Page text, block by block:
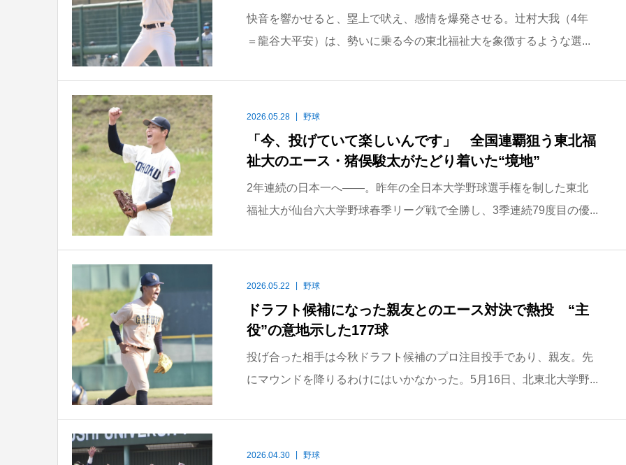
快音を響かせると、塁上で吠え、感情を爆発させる。辻村大我（4年
＝龍谷大平安）は、勢いに乗る今の東北福祉大を象徴するような選...
2026.05.28 野球
「今、投げていて楽しいんです」 全国連覇狙う東北福
祉大のエース・猪俣駿太がたどり着いた“境地”
2年連続の日本一へ――。昨年の全日本大学野球選手権を制した東北
福祉大が仙台六大学野球春季リーグ戦で全勝し、3季連続79度目の優...
2026.05.22 野球
ドラフト候補になった親友とのエース対決で熱投 “主
役”の意地示した177球
投げ合った相手は今秋ドラフト候補のプロ注目投手であり、親友。先
にマウンドを降りるわけにはいかなかった。5月16日、北東北大学野...
2026.04.30 野球